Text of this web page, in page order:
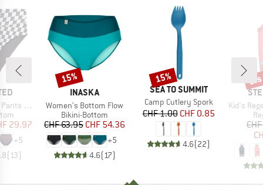
Slite
Preis
29.97
+5
(13)
MARKE
INASKA
Artikel
Women's Bottom Flow
Produktgruppe
Bikini-Bottom
Preis
CHF 63.95 reduzierter Preis
CHF 54.36
+5
4.6(17)
Rabatt
15%
MARKE
SEA TO SUMMIT
Artikel
Camp Cutlery Spork
Preis
CHF 1.00reduzierter Preis
CHF 0.85
4.6(22)
Rabatt
15%
Artikel
Kid's